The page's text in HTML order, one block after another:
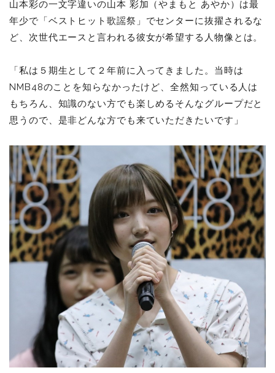
山本彩の一文字違いの山本 彩加（やまもと あやか）は最
年少で「ベストヒット歌謡祭」でセンターに抜擢されるな
ど、次世代エースと言われる彼女が希望する人物像とは。
「私は５期生として２年前に入ってきました。当時は
NMB48のことを知らなかったけど、全然知っている人は
もちろん、知識のない方でも楽しめるそんなグループだと
思うので、是非どんな方でも来ていただきたいです」